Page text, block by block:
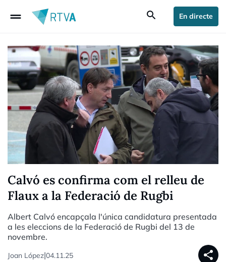
drag_handle search En directe
Calvó es confirma com el relleu de
Flaux a la Federació de Rugbi
Albert Calvó encapçala l'única candidatura presentada
a les eleccions de la Federació de Rugbi del 13 de
novembre.
Joan López|04.11.25 share